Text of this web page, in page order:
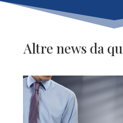
Altre news da